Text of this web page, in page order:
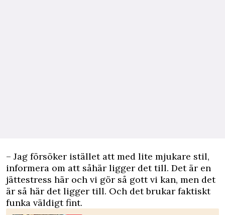
– Jag försöker istället att med lite mjukare stil,
informera om att såhär ligger det till. Det är en
jättestress här och vi gör så gott vi kan, men det
är så här det ligger till. Och det brukar faktiskt
funka väldigt fint.